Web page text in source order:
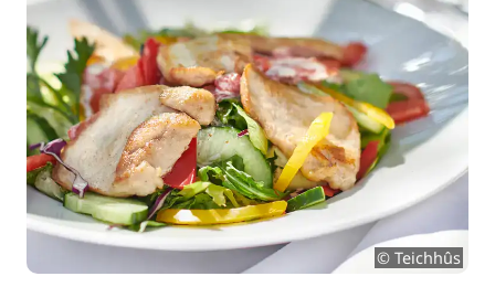
IT
SV
PT
TR
ZH
© Teichhûs